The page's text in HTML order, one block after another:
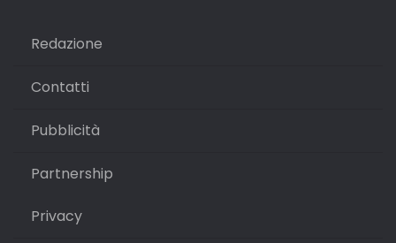
Redazione
Contatti
Pubblicità
Partnership
Privacy